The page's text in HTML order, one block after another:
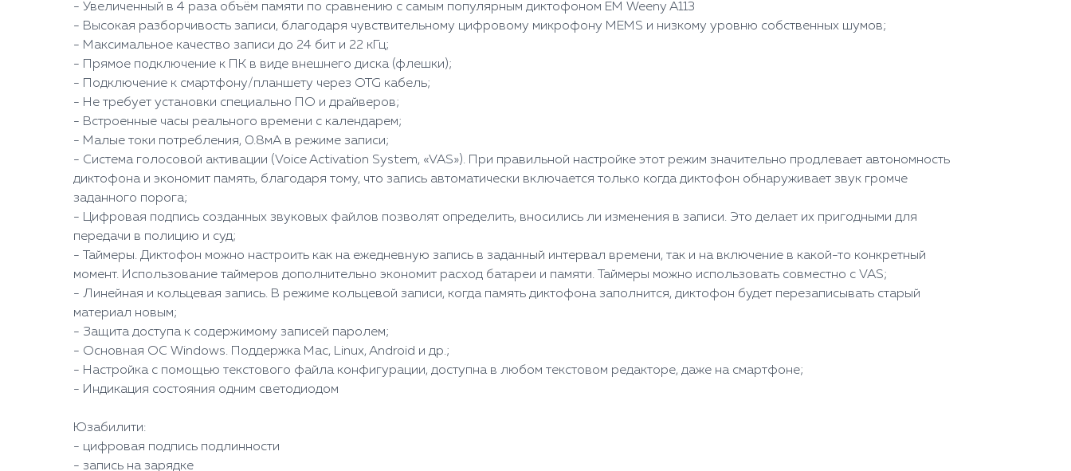
- Увеличенный в 4 раза объём памяти по сравнению с самым популярным диктофоном EM Weeny A113
- Высокая разборчивость записи, благодаря чувствительному цифровому микрофону MEMS и низкому уровню собственных шумов;
- Максимальное качество записи до 24 бит и 22 кГц;
- Прямое подключение к ПК в виде внешнего диска (флешки);
- Подключение к смартфону/планшету через OTG кабель;
- Не требует установки специально ПО и драйверов;
- Встроенные часы реального времени с календарем;
- Малые токи потребления, 0.8мА в режиме записи;
- Система голосовой активации (Voice Activation System, «VAS»). При правильной настройке этот режим значительно продлевает автономность
диктофона и экономит память, благодаря тому, что запись автоматически включается только когда диктофон обнаруживает звук громче
заданного порога;
- Цифровая подпись созданных звуковых файлов позволят определить, вносились ли изменения в записи. Это делает их пригодными для
передачи в полицию и суд;
- Таймеры. Диктофон можно настроить как на ежедневную запись в заданный интервал времени, так и на включение в какой-то конкретный
момент. Использование таймеров дополнительно экономит расход батареи и памяти. Таймеры можно использовать совместно с VAS;
- Линейная и кольцевая запись. В режиме кольцевой записи, когда память диктофона заполнится, диктофон будет перезаписывать старый
материал новым;
- Защита доступа к содержимому записей паролем;
- Основная ОС Windows. Поддержка Mac, Linux, Android и др.;
- Настройка с помощью текстового файла конфигурации, доступна в любом текстовом редакторе, даже на смартфоне;
- Индикация состояния одним светодиодом
Юзабилити:
- цифровая подпись подлинности
- запись на зарядке